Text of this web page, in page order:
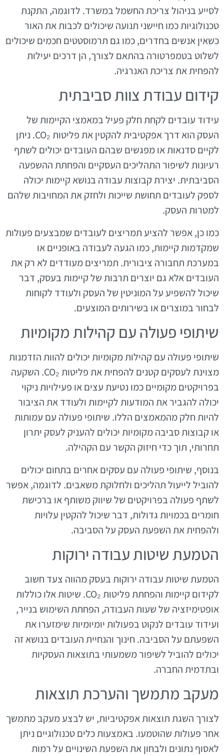
לסייע בניהול צריכת החשמל במשרד. לדוגמה, התקנת
טכנולוגיות כמו חיישני תנועה שיכולים לכבות את האור
כשאין אנשים בחדרים, כמו גם תרמוסטטים חכמים שיכולים
לשלוט בטמפרטורה בהתאם לצורך, הן דרכים יעילות
להפחית את צריכת האנרגיה.
קידום עבודת צוות סביבתית
עידוד עובדים לקחת חלק פעיל במאמצי הקיימות של
העסק הוא דרך אפקטיבית להקטין את פליטות CO₂. ניתן
לקיים סדנאות או מפגשים שבהם העובדים יכולים לשתף
רעיונות לשיפור התהליכים העסקיים והפחתת ההשפעה
הסביבתית. יצירת קבוצות עבודה בנושא קיימות יכולה
לספק לעובדים תחושת שייכות ולחזק את המחויבות שלהם
למטרות העסק.
כמו כן, אפשר להציע תמריצים לעובדים שמבצעים פעולות
שמקדמות קיימות, כמו הגעה לעבודה באופניים או
במערכת תחבורה ציבורית. תמריצים מעודדים לא רק את
העובדים אלא גם יוצרים תרבות של קיימות בעסק, דבר
שיכול להשפיע על המוניטין של העסק ולעודד לקוחות
לבחור במוצרים או בשירותים המוצעים.
שיתופי פעולה עם קהילות מקומיות
שיתופי פעולה עם קהילות מקומיות יכולים להוות הזדמנות
מצוינת לעסקים קטנים להפחית את פליטות CO₂. השקעה
בפרויקטים מקומיים כמו נטיעת עצים או פעילויות ניקוי
יכולה להגביר את המודעות לקיימות ולעודד את הציבור
להיות חלק מהמאמצים הללו. שיתופי פעולה עם עמותות
או קבוצות סביבה מקומיות יכולים להעניק לעסק יתרון
תחרותי, תוך כדי חיזוק הקשר עם הקהילה.
בנוסף, שיתופי פעולה עם עסקים אחרים בתחום יכולים
להוביל לייעול תהליכים ולחלוקת משאבים. לדוגמה, אפשר
לשתף פעולה בפרויקטים של שיווק משותף או ברכישת
חומרים בכמויות גדולות, דבר שיכול להקטין עלויות
ולהפחית את השפעת העסק על הסביבה.
הטמעת שיטות עבודה ירוקות
הטמעת שיטות עבודה ירוקות בעסק מהווה צעד חשוב
לקידום קיימות והפחתת פליטות CO₂. שיטות אלו כוללות
אופטימיזציה של שעות העבודה, הפחתת השימוש בנייר,
ועידוד עובדים לנקוט בפעולות יומיומיות שימזערו את
השפעתם על הסביבה. חינוך והנחיית העובדים בנושא זה
יכולים להוביל לשיפור משמעותי בתוצאות העסקיות
ובתדמית החברה.
מעקב מתמשך והערכת תוצאות
לצורך השגת תוצאות אפקטיביות, יש לבצע מעקב מתמשך
אחר פעולות שהוטמעו. באמצעות כלים טכנולוגיים ניתן
לאסוף נתונים ולבחון את השפעת השינויים על רמות